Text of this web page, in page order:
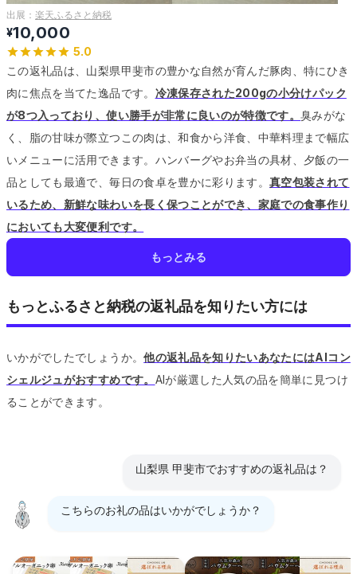
出展： 楽天ふるさと納税
¥10,000
5.0
この返礼品は、山梨県甲斐市の豊かな自然が育んだ豚肉、特にひき
肉に焦点を当てた逸品です。 冷凍保存された200gの小分けパック
が8つ入っており、使い勝手が非常に良いのが特徴です。臭みがな
く、脂の甘味が際立つこの肉は、和食から洋食、中華料理まで幅広
いメニューに活用できます。 ハンバーグやお弁当の具材、夕飯の一
品としても最適で、毎日の食卓を豊かに彩ります。真空包装されて
いるため、新鮮な味わいを長く保つことができ、家庭での食事作り
においても大変便利です。
もっとみる
もっとふるさと納税の返礼品を知りたい方には
いかがでしたでしょうか。他の返礼品を知りたいあなたにはAIコン
シェルジュがおすすめです。 AIが厳選した人気の品を簡単に見つけ
ることができます。
山梨県 甲斐市でおすすめの返礼品は？
こちらのお礼の品はいかがでしょうか？